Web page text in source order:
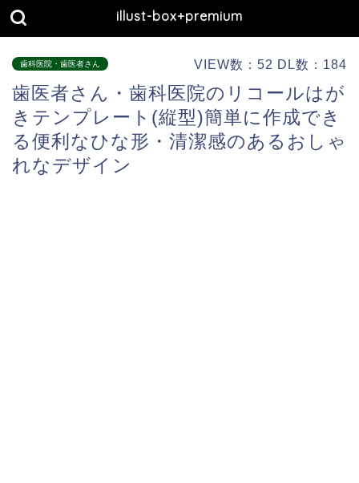
illust-box+premium
歯科医院・歯医者さん VIEW数：52 DL数：184
歯医者さん・歯科医院のリコールはが
きテンプレート(縦型)簡単に作成でき
る便利なひな形・清潔感のあるおしゃ
れなデザイン